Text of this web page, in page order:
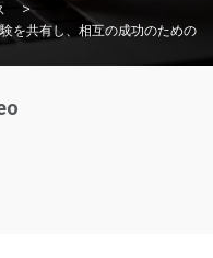
を共有し、相互の成功のための